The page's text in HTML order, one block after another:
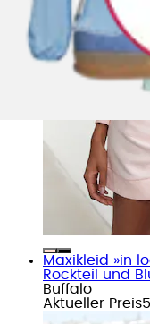
Maxikleid »in
Rockteil und
Buffalo
Aktueller Preis